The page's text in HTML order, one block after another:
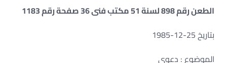
الطعن رقم 898 لسنة 51 مكتب فنى 36 صفحة رقم 1183
بتاريخ 25-12-1985
الموضوع : دعوى